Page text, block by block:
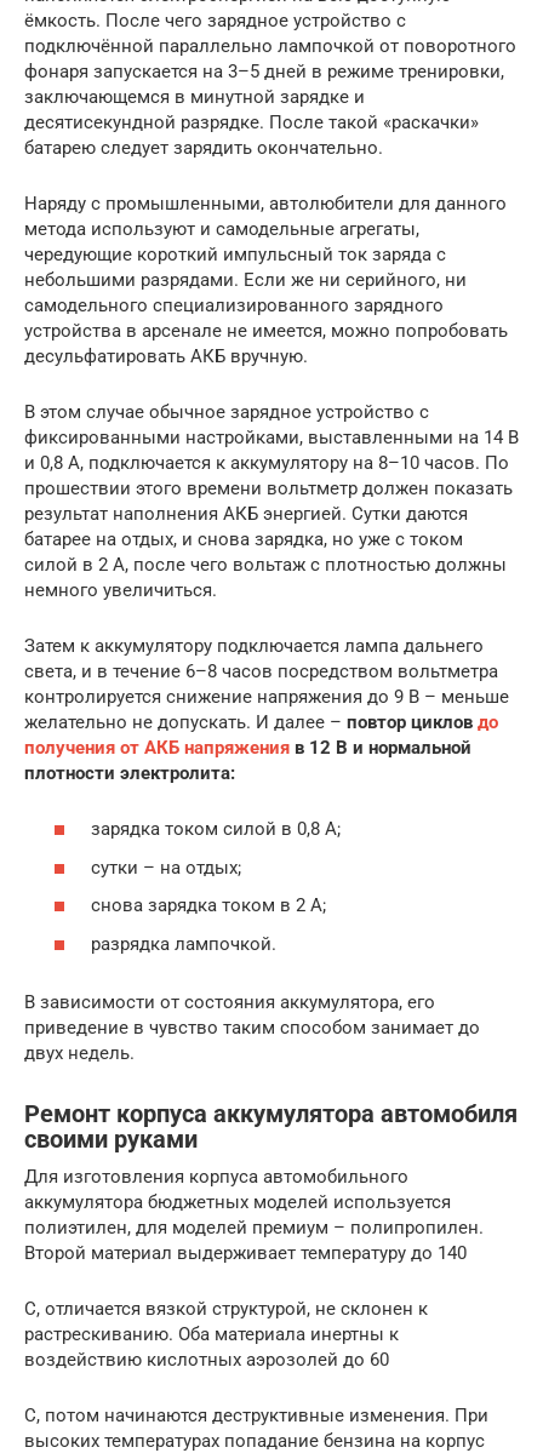
ёмкость. После чего зарядное устройство с
подключённой параллельно лампочкой от поворотного
фонаря запускается на 3–5 дней в режиме тренировки,
заключающемся в минутной зарядке и
десятисекундной разрядке. После такой «раскачки»
батарею следует зарядить окончательно.
Наряду с промышленными, автолюбители для данного
метода используют и самодельные агрегаты,
чередующие короткий импульсный ток заряда с
небольшими разрядами. Если же ни серийного, ни
самодельного специализированного зарядного
устройства в арсенале не имеется, можно попробовать
десульфатировать АКБ вручную.
В этом случае обычное зарядное устройство с
фиксированными настройками, выставленными на 14 В
и 0,8 А, подключается к аккумулятору на 8–10 часов. По
прошествии этого времени вольтметр должен показать
результат наполнения АКБ энергией. Сутки даются
батарее на отдых, и снова зарядка, но уже с током
силой в 2 А, после чего вольтаж с плотностью должны
немного увеличиться.
Затем к аккумулятору подключается лампа дальнего
света, и в течение 6–8 часов посредством вольтметра
контролируется снижение напряжения до 9 В – меньше
желательно не допускать. И далее – повтор циклов до
получения от АКБ напряжения в 12 В и нормальной
плотности электролита:
зарядка током силой в 0,8 А;
сутки – на отдых;
снова зарядка током в 2 А;
разрядка лампочкой.
В зависимости от состояния аккумулятора, его
приведение в чувство таким способом занимает до
двух недель.
Ремонт корпуса аккумулятора автомобиля
своими руками
Для изготовления корпуса автомобильного
аккумулятора бюджетных моделей используется
полиэтилен, для моделей премиум – полипропилен.
Второй материал выдерживает температуру до 140
С, отличается вязкой структурой, не склонен к
растрескиванию. Оба материала инертны к
воздействию кислотных аэрозолей до 60
С, потом начинаются деструктивные изменения. При
высоких температурах попадание бензина на корпус